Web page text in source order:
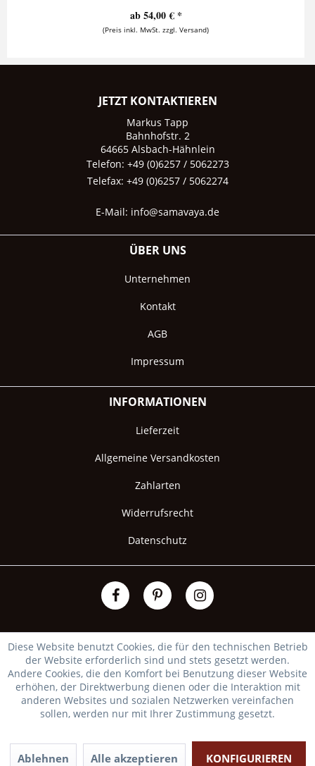
ab 54,00 € *
(Preis inkl. MwSt. zzgl. Versand)
JETZT KONTAKTIEREN
Markus Tapp
Bahnhofstr. 2
64665 Alsbach-Hähnlein
Telefon: +49 (0)6257 / 5062273
Telefax: +49 (0)6257 / 5062274
E-Mail: info@samavaya.de
ÜBER UNS
Unternehmen
Kontakt
AGB
Impressum
INFORMATIONEN
Lieferzeit
Allgemeine Versandkosten
Zahlarten
Widerrufsrecht
Datenschutz
Diese Website benutzt Cookies, die für den technischen Betrieb
der Website erforderlich sind und stets gesetzt werden.
Andere Cookies, die den Komfort bei Benutzung dieser Website
erhöhen, der Direktwerbung dienen oder die Interaktion mit
anderen Websites und sozialen Netzwerken vereinfachen
sollen, werden nur mit Ihrer Zustimmung gesetzt.
Ablehnen Alle akzeptieren KONFIGURIEREN